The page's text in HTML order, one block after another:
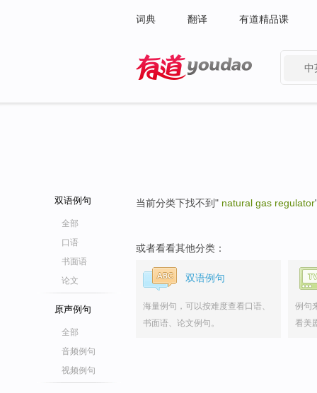
词典 翻译 有道精品课
中
双语例句
全部
口语
书面语
论文
原声例句
全部
音频例句
视频例句
当前分类下找不到" natural gas regulator
或者看看其他分类：
双语例句
海量例句，可以按难度查看口语、
书面语、论文例句。
例句
看美